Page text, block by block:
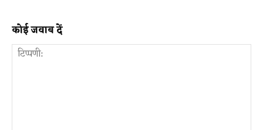
कोई जवाब दें